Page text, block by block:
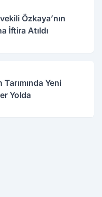
Özkaya’nın
İftira Atıldı
Yeni
Yolda